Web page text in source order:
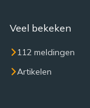
Veel bekeken
112 meldingen
Artikelen